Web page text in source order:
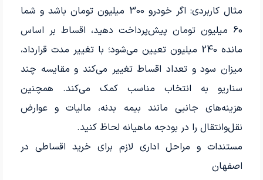
مثال کاربردی: اگر خودرو 300 میلیون تومان باشد و شما
60 میلیون تومان پیش‌پرداخت دهید، اقساط بر اساس
مانده 240 میلیون تعیین می‌شود؛ با تغییر مدت قرارداد،
میزان سود و تعداد اقساط تغییر می‌کند و مقایسه چند
سناریو به انتخاب مناسب کمک می‌کند. همچنین
هزینه‌های جانبی مانند بیمه بدنه، مالیات و عوارض
نقل‌وانتقال را در بودجه ماهیانه لحاظ کنید.
مستندات و مراحل اداری لازم برای خرید اقساطی در
اصفهان